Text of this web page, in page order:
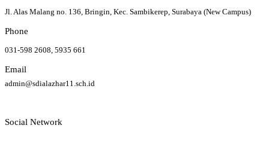
Jl. Alas Malang no. 136, Bringin, Kec. Sambikerep, Surabaya (New Campus)
Phone
031-598 2608, 5935 661
Email
admin@sdialazhar11.sch.id
Social Network